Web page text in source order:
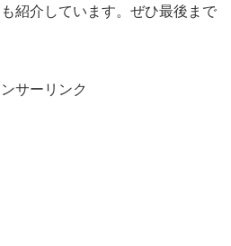
紹介しています。ぜひ最後まで
サーリンク